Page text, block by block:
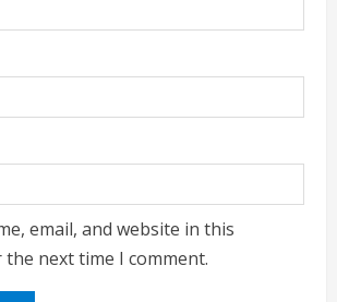
email, and website in this
next time I comment.